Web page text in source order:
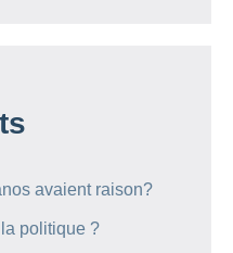
avaient raison?
politique ?